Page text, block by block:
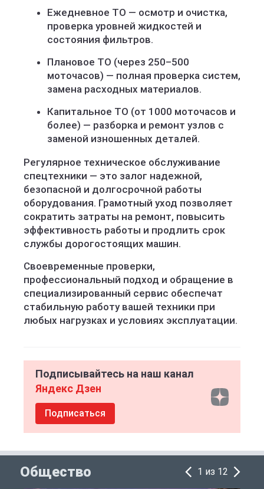
Ежедневное ТО — осмотр и очистка,
проверка уровней жидкостей и
состояния фильтров.
Плановое ТО (через 250–500
моточасов) — полная проверка систем,
замена расходных материалов.
Капитальное ТО (от 1000 моточасов и
более) — разборка и ремонт узлов с
заменой изношенных деталей.
Регулярное техническое обслуживание
спецтехники — это залог надежной,
безопасной и долгосрочной работы
оборудования. Грамотный уход позволяет
сократить затраты на ремонт, повысить
эффективность работы и продлить срок
службы дорогостоящих машин.
Своевременные проверки,
профессиональный подход и обращение в
специализированный сервис обеспечат
стабильную работу вашей техники при
любых нагрузках и условиях эксплуатации.
Подписывайтесь на наш канал
Яндекс Дзен
Подписаться
Общество 1 из 12